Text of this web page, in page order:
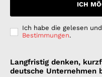
ICH
Ich habe die gelesen
Bestimmungen.
Langfristig denken,
deutsche Unternehmen